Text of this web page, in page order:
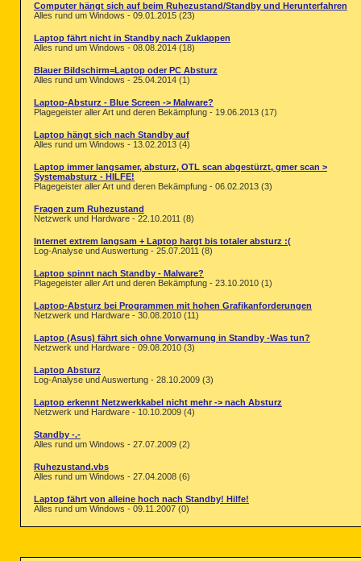
Computer hängt sich auf beim Ruhezustand/Standby und Herunterfahren
Alles rund um Windows - 09.01.2015 (23)
Laptop fährt nicht in Standby nach Zuklappen
Alles rund um Windows - 08.08.2014 (18)
Blauer Bildschirm=Laptop oder PC Absturz
Alles rund um Windows - 25.04.2014 (1)
Laptop-Absturz - Blue Screen -> Malware?
Plagegeister aller Art und deren Bekämpfung - 19.06.2013 (17)
Laptop hängt sich nach Standby auf
Alles rund um Windows - 13.02.2013 (4)
Laptop immer langsamer, absturz, OTL scan abgestürzt, gmer scan >
Systemabsturz - HILFE!
Plagegeister aller Art und deren Bekämpfung - 06.02.2013 (3)
Fragen zum Ruhezustand
Netzwerk und Hardware - 22.10.2011 (8)
Internet extrem langsam + Laptop hargt bis totaler absturz :(
Log-Analyse und Auswertung - 25.07.2011 (8)
Laptop spinnt nach Standby - Malware?
Plagegeister aller Art und deren Bekämpfung - 23.10.2010 (1)
Laptop-Absturz bei Programmen mit hohen Grafikanforderungen
Netzwerk und Hardware - 30.08.2010 (11)
Laptop (Asus) fährt sich ohne Vorwarnung in Standby -Was tun?
Netzwerk und Hardware - 09.08.2010 (3)
Laptop Absturz
Log-Analyse und Auswertung - 28.10.2009 (3)
Laptop erkennt Netzwerkkabel nicht mehr -> nach Absturz
Netzwerk und Hardware - 10.10.2009 (4)
Standby -.-
Alles rund um Windows - 27.07.2009 (2)
Ruhezustand.vbs
Alles rund um Windows - 27.04.2008 (6)
Laptop fährt von alleine hoch nach Standby! Hilfe!
Alles rund um Windows - 09.11.2007 (0)